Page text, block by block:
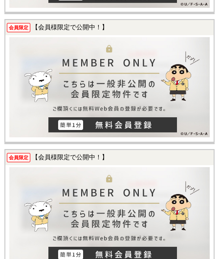
会員限定 【会員様限定で公開中！】
会員限定 【会員様限定で公開中！】